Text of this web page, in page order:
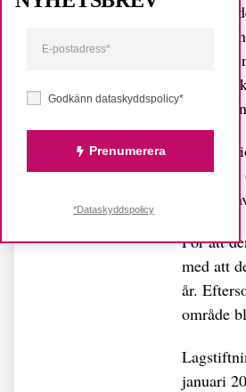
chef,
andra
–
rapporter
opinion
För att
med att
år.
område
januari
Godkänn dataskyddspolicy*
Prenumerera
*Dataskyddspolicy